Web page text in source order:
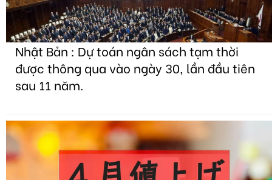
Nhật Bản : Dự toán ngân sách tạm thời
được thông qua vào ngày 30, lần đầu tiên
sau 11 năm.